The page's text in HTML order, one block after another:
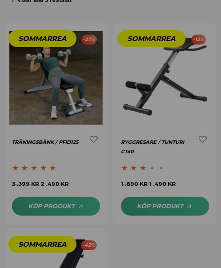
-27%
TRÄNINGSBÄNK / PFID125
Betygsatt 5.00
3 .399KR 2 .490 KR
KÖP PRODUKT
-12%
RYGGRESARE / TUNTURI
CT40
Betygsatt
1 .690KR 1 .490 KR
KÖP PRODUKT
-42%